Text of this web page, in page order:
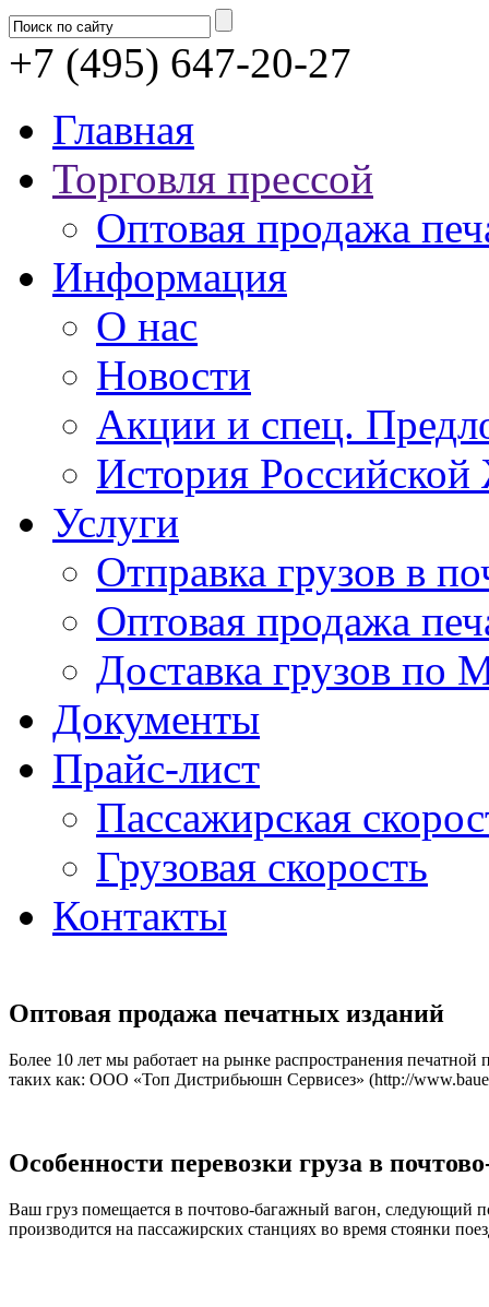
+7 (495) 647-20-27
Главная
Торговля прессой
Оптовая продажа
Информация
О нас
Новости
Акции и спец.
История
Услуги
Отправка грузов в
Оптовая продажа
Доставка грузов по
Документы
Прайс-лист
Пассажирская
Грузовая скорость
Контакты
Оптовая продажа печатных изданий
Более 10 лет мы работает на рынке распространения
таких как: ООО «Топ Дистрибьюшн Сервисез» (http://
Особенности перевозки груза в
Ваш груз помещается в почтово-багажный вагон, следующий
производится на пассажирских станциях во время стоянки